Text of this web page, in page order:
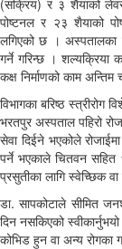
पोष्टनल र २३ शैयाको
लगिएको छ । अस्पतालका
गर्ने गरिन्छ । शल्यक्रिया
कक्ष निर्माणको काम
विभागका बरिष्ठ स्त्रीरोग
भरतपुर अस्पताल पहिरो
सेवा दिईने भएकोले
पर्ने भएकाले चितवन सहित
प्रसुतीका लागि स्वेच्छिक
डा. सापकोटाले सीमित
दिन नसकिएको
कोभिड हुन वा अन्य रोगका